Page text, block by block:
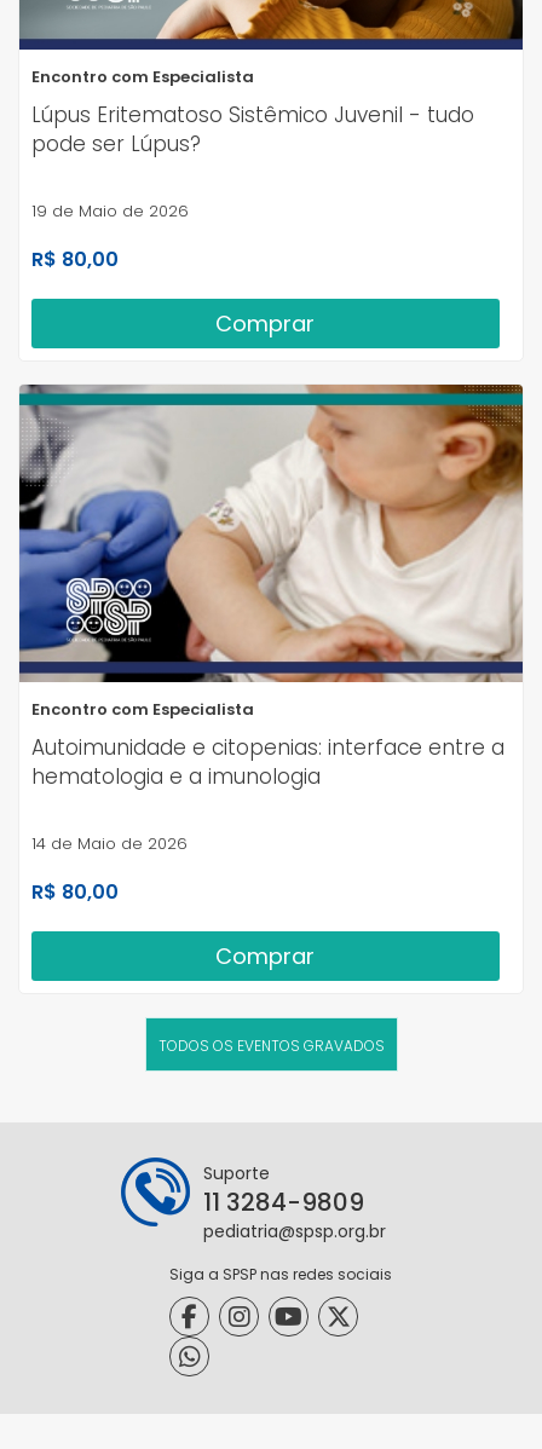
Encontro com Especialista
Lúpus Eritematoso Sistêmico Juvenil - tudo
pode ser Lúpus?
19 de Maio de 2026
R$ 80,00
Comprar
Encontro com Especialista
Autoimunidade e citopenias: interface entre a
hematologia e a imunologia
14 de Maio de 2026
R$ 80,00
Comprar
TODOS OS EVENTOS GRAVADOS
Suporte
11 3284-9809
pediatria@spsp.org.br
Siga a SPSP nas redes sociais